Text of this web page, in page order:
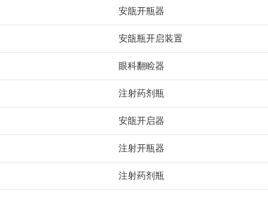
安瓿开瓶器
安瓿瓶开启装置
眼科翻睑器
注射药剂瓶
安瓿开启器
注射开瓶器
注射药剂瓶